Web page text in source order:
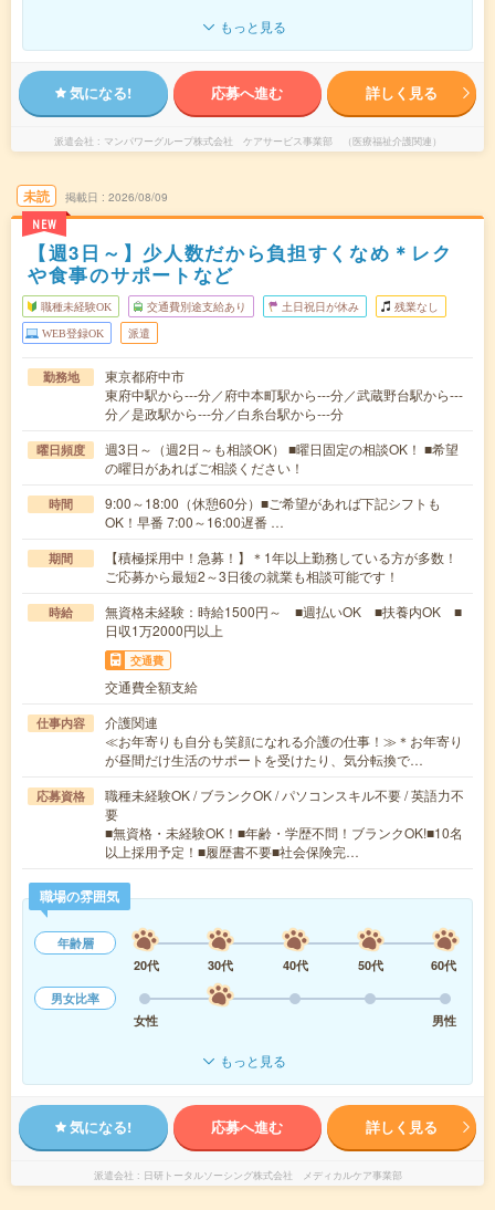
もっと見る
気になる! 応募へ進む 詳しく見る
派遣会社 マンパワーグループ株式会社 ケアサービス事業部 （医療福祉介護関連）
未読
NEW
掲載日 2026/08/09
【週3日～】少人数だから負担すくなめ＊レク
や食事のサポートなど
職種未経験OK 交通費別途支給あり 土日祝日が休み 残業なし
WEB登録OK 派遣
勤務地
東京都府中市
東府中駅から---分／府中本町駅から---分／武蔵野台駅から---
分／是政駅から---分／白糸台駅から---分
曜日頻度
週3日～（週2日～も相談OK） ■曜日固定の相談OK！ ■希望
の曜日があればご相談ください！
時間
9:00～18:00（休憩60分）■ご希望があれば下記シフトも
OK！早番 7:00～16:00遅番 …
期間
【積極採用中！急募！】＊1年以上勤務している方が多数！
ご応募から最短2～3日後の就業も相談可能です！
時給
無資格未経験：時給1500円～ ■週払いOK ■扶養内OK ■
日収1万2000円以上
交通費
交通費全額支給
仕事内容
介護関連
≪お年寄りも自分も笑顔になれる介護の仕事！≫＊お年寄り
が昼間だけ生活のサポートを受けたり、気分転換で…
応募資格
職種未経験OK / ブランクOK / パソコンスキル不要 / 英語力不
要
■無資格・未経験OK！■年齢・学歴不問！ブランクOK!■10名
以上採用予定！■履歴書不要■社会保険完…
職場の雰囲気
年齢層
20代
30代 40代 50代
60代
男女比率
女性
男性
もっと見る
気になる! 応募へ進む 詳しく見る
派遣会社 日研トータルソーシング株式会社 メディカルケア事業部